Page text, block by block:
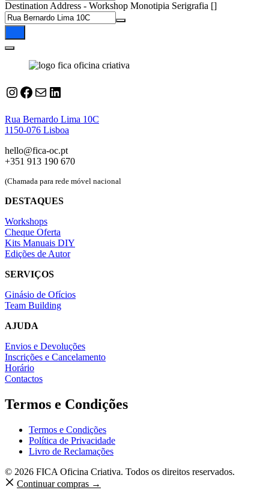
Destination Address - Workshop Monotipia Serigrafia []
Instagram
Facebook
Correio
LinkedIn
Rua Bernardo Lima 10C
1150-076 Lisboa
hello@fica-oc.pt
+351 913 190 670
(Chamada para rede móvel nacional
DESTAQUES
Workshops
Cheque Oferta
Kits Manuais DIY
Edições de Autor
SERVIÇOS
Ginásio de Ofícios
Team Building
AJUDA
Envios e Devoluções
Inscrições e Cancelamento
Horário
Contactos
Termos e Condições
Termos e Condições
Política de Privacidade
Livro de Reclamações
© 2026 FICA Oficina Criativa. Todos os direitos reservados.
Continuar compras →